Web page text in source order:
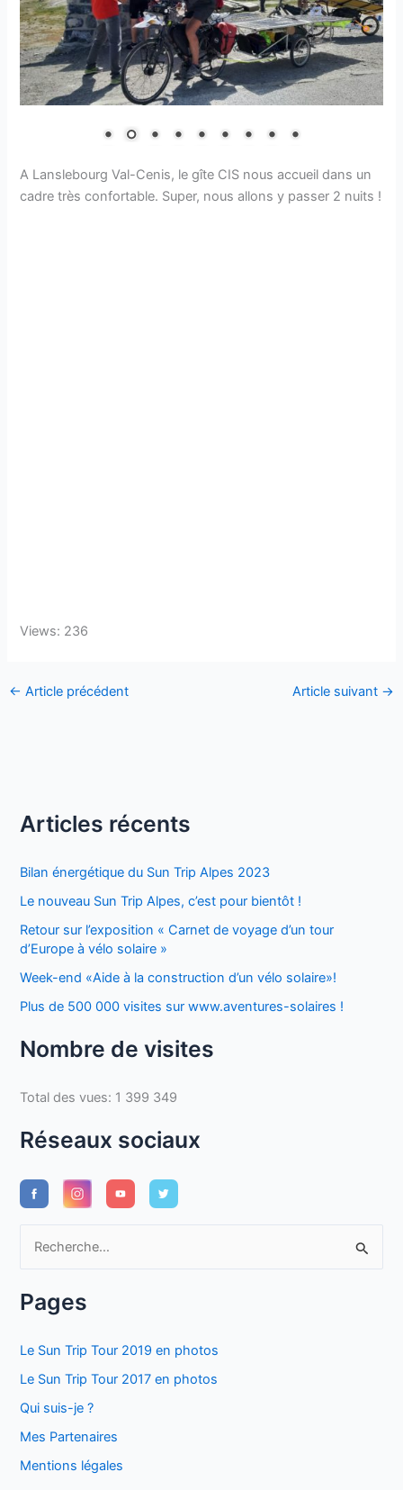
A Lanslebourg Val-Cenis, le gîte CIS nous accueil dans un
cadre très confortable. Super, nous allons y passer 2 nuits !
Views: 236
← Article précédent Article suivant →
Articles récents
Bilan énergétique du Sun Trip Alpes 2023
Le nouveau Sun Trip Alpes, c’est pour bientôt !
Retour sur l’exposition « Carnet de voyage d’un tour
d’Europe à vélo solaire »
Week-end «Aide à la construction d’un vélo solaire»!
Plus de 500 000 visites sur www.aventures-solaires !
Nombre de visites
Total des vues: 1 399 349
Réseaux sociaux
h
h
e
r
Pages
Le Sun Trip Tour 2019 en photos
Le Sun Trip Tour 2017 en photos
Qui suis-je ?
Mes Partenaires
Mentions légales